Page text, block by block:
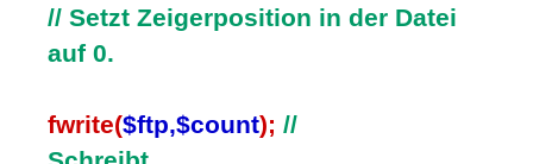
// Setzt Zeigerposition in der Datei
auf 0.
fwrite($ftp,$count); //